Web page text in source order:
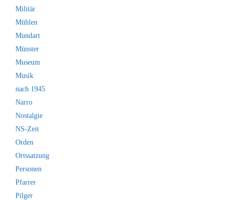
Militär
Mühlen
Mundart
Münster
Museum
Musik
nach 1945
Narro
Nostalgie
NS-Zeit
Orden
Ortssatzung
Personen
Pfarrer
Pilger